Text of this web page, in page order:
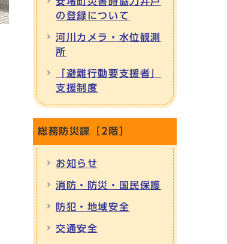
の登録について
河川カメラ・水位観測
所
「避難行動要支援者」
支援制度
総務防災課［2階］
お知らせ
消防・防災・国民保護
防犯・地域安全
交通安全